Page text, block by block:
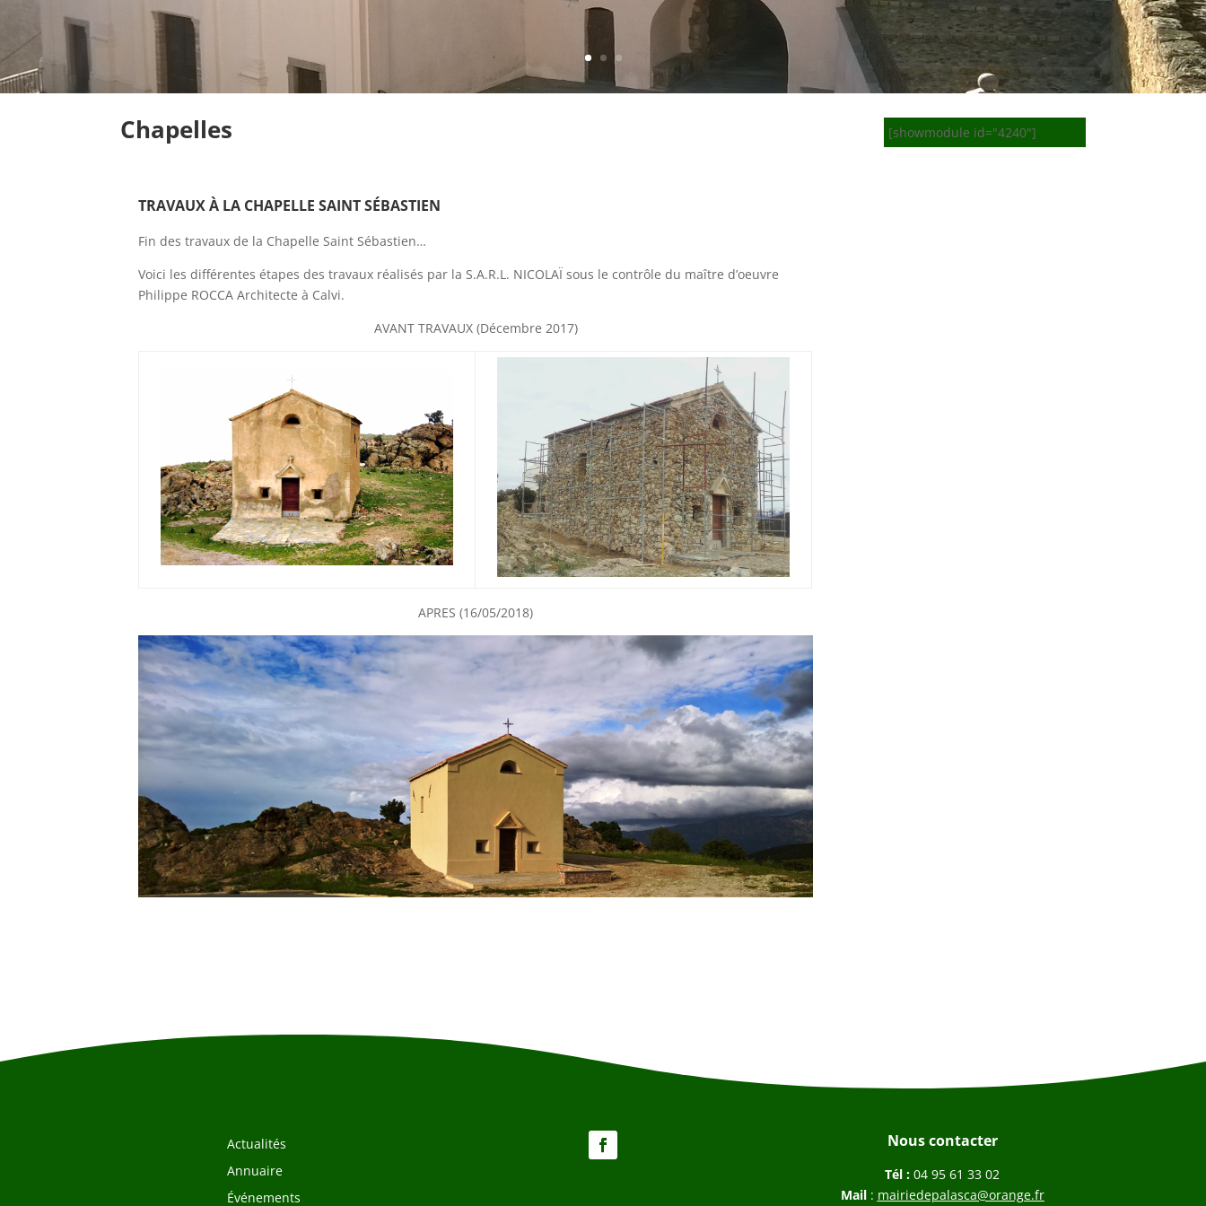
Chapelles
TRAVAUX À LA CHAPELLE SAINT SÉBASTIEN
Fin des travaux de la Chapelle Saint Sébastien…
Voici les différentes étapes des travaux réalisés par la S.A.R.L. NICOLAÏ sous le contrôle du maître d’oeuvre
Philippe ROCCA Architecte à Calvi.
AVANT TRAVAUX (Décembre 2017)
APRES (16/05/2018)
[showmodule id="4240"]
Actualités
Annuaire
Événements
Nous contacter
Tél :04 95 61 33 02
Mail: mairiedepalasca@orange.fr